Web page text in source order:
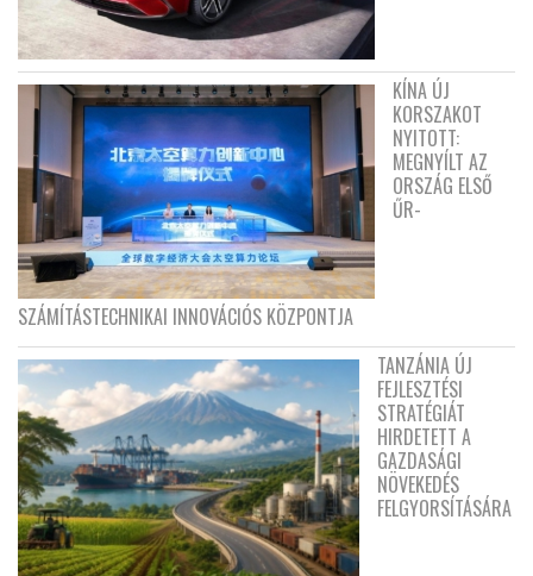
KÍNA ÚJ
KORSZAKOT
NYITOTT:
MEGNYÍLT AZ
ORSZÁG ELSŐ
ŰR-
SZÁMÍTÁSTECHNIKAI INNOVÁCIÓS KÖZPONTJA
TANZÁNIA ÚJ
FEJLESZTÉSI
STRATÉGIÁT
HIRDETETT A
GAZDASÁGI
NÖVEKEDÉS
FELGYORSÍTÁSÁRA